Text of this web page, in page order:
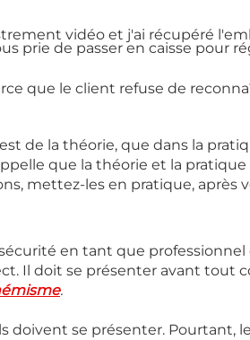
vidéo et j'ai récupéré
prie de passer en caisse pour
que le client refuse de
de la théorie, que dans la
que la théorie et la
mettez-les en pratique, après
en tant que
Il doit se présenter avant tout
.
se présenter. Pourtant,